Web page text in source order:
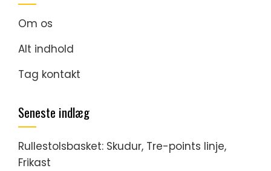
Om os
Alt indhold
Tag kontakt
Seneste indlæg
Rullestolsbasket: Skudur, Tre-points linje,
Frikast